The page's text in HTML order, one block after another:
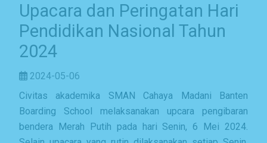
Upacara dan Peringatan Hari
Pendidikan Nasional Tahun
2024
2024-05-06
Civitas akademika SMAN Cahaya Madani Banten
Boarding School melaksanakan upcara pengibaran
bendera Merah Putih pada hari Senin, 6 Mei 2024.